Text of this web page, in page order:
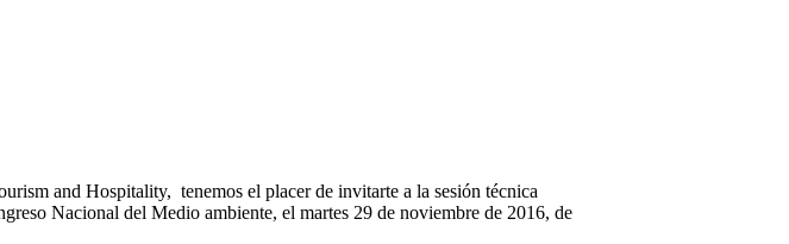
and Hospitality, tenemos el placer de invitarte a la sesión técnica
Nacional del Medio ambiente, el martes 29 de noviembre de 2016, de